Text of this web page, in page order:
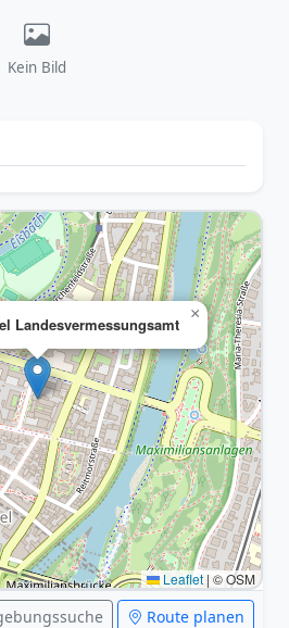
Kein Bild
Landesvermessungsamt
×
Leaflet | © OSM
Route planen